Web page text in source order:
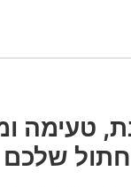
טעימה
שלכם